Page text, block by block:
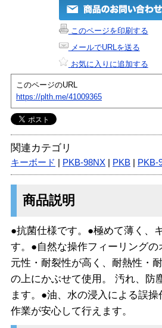
このページを印刷する
メールでURLを送る
お気に入りに追加する
このページのURL
https://plth.me/41009365
関連カテゴリ
キーボード PKB-98NX PKB PKB-
商品説明
●抗菌仕様です。●極めて薄く、
す。●自然な操作フィーリング
元性・耐裂性が高く、耐熱性・
の上にかぶせて使用。 汚れ、防
ます。●油、水の浸入による誤
作業が安心して行えます。